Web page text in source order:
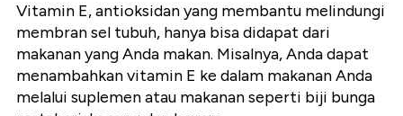
Vitamin E, antioksidan yang membantu melindungi
membran sel tubuh, hanya bisa didapat dari
makanan yang Anda makan. Misalnya, Anda dapat
menambahkan vitamin E ke dalam makanan Anda
melalui suplemen atau makanan seperti biji bunga